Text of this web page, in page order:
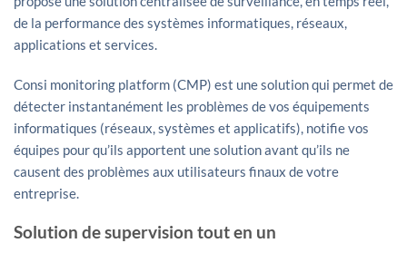
de la performance des systèmes informatiques, réseaux,
applications et services.
Consi monitoring platform (CMP) est une solution qui permet de
détecter instantanément les problèmes de vos équipements
informatiques (réseaux, systèmes et applicatifs), notifie vos
équipes pour qu’ils apportent une solution avant qu’ils ne
causent des problèmes aux utilisateurs finaux de votre
entreprise.
Solution de supervision tout en un